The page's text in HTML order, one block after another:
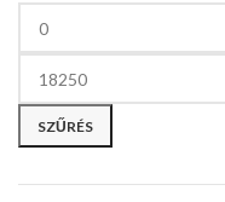
SZŰRÉS